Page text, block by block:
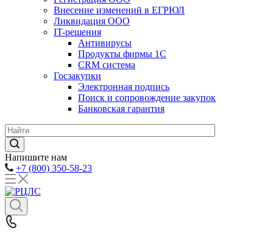
Внесение изменений в ЕГРЮЛ
Ликвидация ООО
IT-решения
Антивирусы
Продукты фирмы 1C
CRM система
Госзакупки
Электронная подпись
Поиск и сопровождение закупок
Банковская гарантия
Напишите нам
+7 (800) 350-58-23